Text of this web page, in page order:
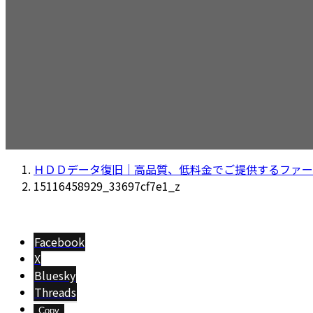
ＨＤＤデータ復旧｜高品質、低料金でご提供するファ
15116458929_33697cf7e1_z
Facebook
X
Bluesky
Threads
Copy